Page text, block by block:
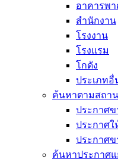
อาคารพ
สำนักงาน
โรงงาน
โรงแรม
โกดัง
ประเภทอื่
ค้นหาตามสถา
ประกาศข
ประกาศใ
ประกาศข
ค้นหาประกาศ